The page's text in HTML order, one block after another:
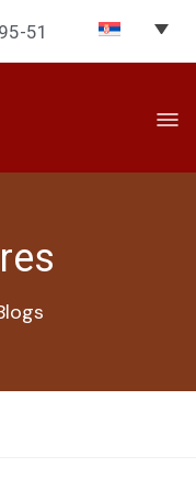
51